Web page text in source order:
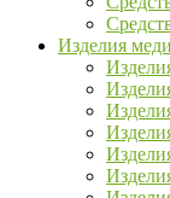
Изделия